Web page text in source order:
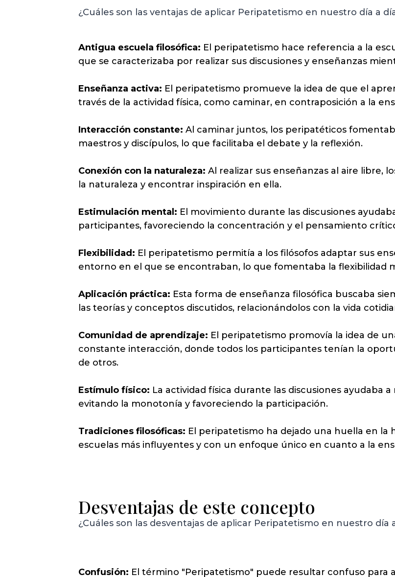
¿Cuáles son las ventajas de aplicar Peripatetismo en nuestro día a
Antigua escuela filosófica: El peripatetismo hace referencia a la
que se caracterizaba por realizar sus discusiones y enseñanzas
Enseñanza activa: El peripatetismo promueve la idea de que el
través de la actividad física, como caminar, en contraposición a la
Interacción constante: Al caminar juntos, los peripatéticos
maestros y discípulos, lo que facilitaba el debate y la reflexión.
Conexión con la naturaleza: Al realizar sus enseñanzas al aire libre,
la naturaleza y encontrar inspiración en ella.
Estimulación mental: El movimiento durante las discusiones
participantes, favoreciendo la concentración y el pensamiento
Flexibilidad: El peripatetismo permitía a los filósofos adaptar sus
entorno en el que se encontraban, lo que fomentaba la flexibilidad
Aplicación práctica: Esta forma de enseñanza filosófica buscaba
las teorías y conceptos discutidos, relacionándolos con la vida
Comunidad de aprendizaje: El peripatetismo promovía la idea de
constante interacción, donde todos los participantes tenían la
de otros.
Estímulo físico: La actividad física durante las discusiones ayudaba
evitando la monotonía y favoreciendo la participación.
Tradiciones filosóficas: El peripatetismo ha dejado una huella en la
escuelas más influyentes y con un enfoque único en cuanto a la
Desventajas de este concepto
¿Cuáles son las desventajas de aplicar Peripatetismo en nuestro día
Confusión: El término "Peripatetismo" puede resultar confuso para